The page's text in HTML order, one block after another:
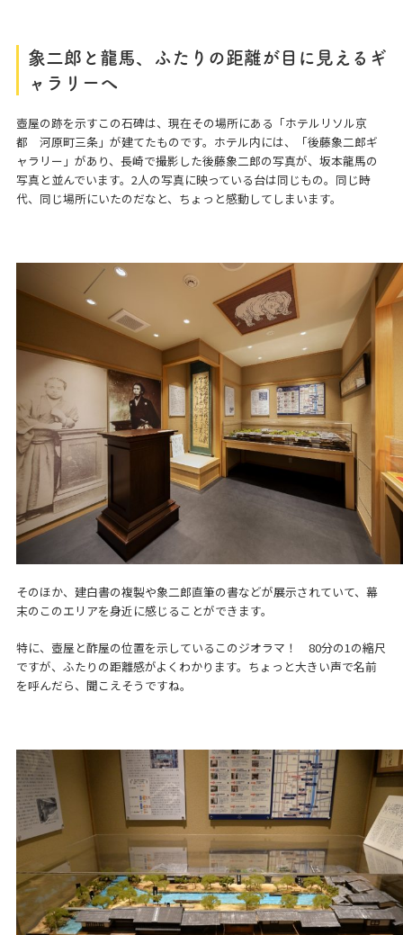
象二郎と龍馬、ふたりの距離が目に見えるギ
ャラリーへ
壺屋の跡を示すこの石碑は、現在その場所にある「ホテルリソル京
都 河原町三条」が建てたものです。ホテル内には、「後藤象二郎ギ
ャラリー」があり、長崎で撮影した後藤象二郎の写真が、坂本龍馬の
写真と並んでいます。2人の写真に映っている台は同じもの。同じ時
代、同じ場所にいたのだなと、ちょっと感動してしまいます。
そのほか、建白書の複製や象二郎直筆の書などが展示されていて、幕
末のこのエリアを身近に感じることができます。
特に、壺屋と酢屋の位置を示しているこのジオラマ！ 80分の1の縮尺
ですが、ふたりの距離感がよくわかります。ちょっと大きい声で名前
を呼んだら、聞こえそうですね。